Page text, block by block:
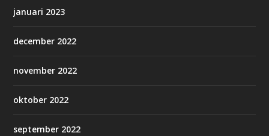
januari 2023
december 2022
november 2022
oktober 2022
september 2022